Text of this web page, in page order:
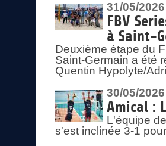
31/05/2026
FBV
à Saint-
Deuxième étape du
Saint-Germain a été
Quentin Hypolyte/
30/05/2026
Amical :
L'équipe
s'est inclinée 3-1